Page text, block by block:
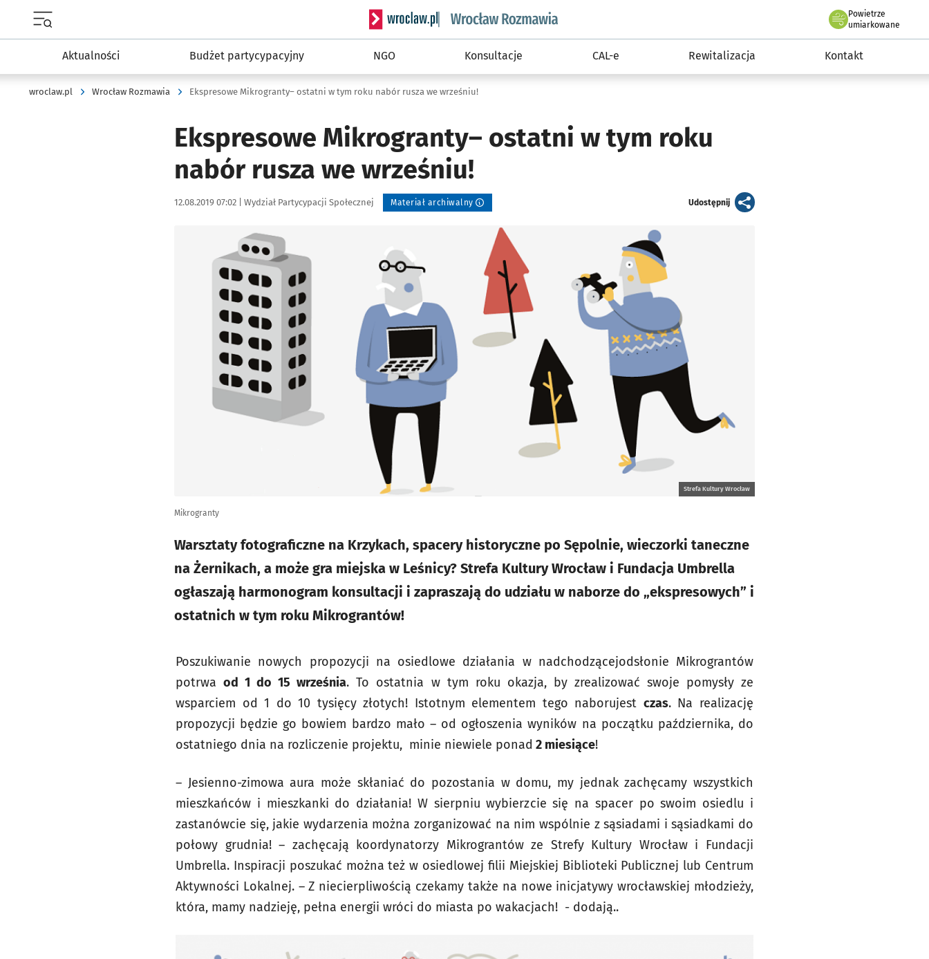
Serwis informacyjny wroclaw.pl podserwis: Rozmawia
Powietrze
we Wrocławiu
umiarkowane
Aktualności Budżet partycypacyjny NGO Konsultacje CAL-e Rewitalizacja Kontakt
wroclaw.pl Wrocław Rozmawia Ekspresowe Mikrogranty– ostatni w tym roku nabór rusza we wrześniu!
Ekspresowe Mikrogranty– ostatni w tym roku
nabór rusza we wrześniu!
Data publikacji:
12.08.2019 07:02 | Autor:
Wydział Partycypacji Społecznej Materiał archiwalny Udostępnijartykuł
Kliknij, aby powiększyć
Strefa Kultury Wrocław
Mikrogranty
Warsztaty fotograficzne na Krzykach, spacery historyczne po Sępolnie, wieczorki taneczne
na Żernikach, a może gra miejska w Leśnicy? Strefa Kultury Wrocław i Fundacja Umbrella
ogłaszają harmonogram konsultacji i zapraszają do udziału w naborze do „ekspresowych” i
ostatnich w tym roku Mikrograntów!
Poszukiwanie nowych propozycji na osiedlowe działania w nadchodzącejodsłonie Mikrograntów
potrwaod 1 do 15 września. To ostatnia w tym roku okazja, by zrealizować swoje pomysły ze
wsparciem od 1 do 10 tysięcy złotych! Istotnym elementem tego naborujest czas. Na realizację
propozycji będzie go bowiem bardzo mało – od ogłoszenia wyników na początku października, do
ostatniego dnia na rozliczenie projektu, minie niewiele ponad 2 miesiące!
– Jesienno-zimowa aura może skłaniać do pozostania w domu, my jednak zachęcamy wszystkich
mieszkańców i mieszkanki do działania! W sierpniu wybierzcie się na spacer po swoim osiedlu i
zastanówcie się, jakie wydarzenia można zorganizować na nim wspólnie z sąsiadami i sąsiadkami do
połowy grudnia! – zachęcają koordynatorzy Mikrograntów ze Strefy Kultury Wrocław i Fundacji
Umbrella. Inspiracji poszukać można też w osiedlowej filii Miejskiej Biblioteki Publicznej lub Centrum
Aktywności Lokalnej. –Z niecierpliwością czekamy także na nowe inicjatywy wrocławskiej młodzieży,
która, mamy nadzieję, pełna energii wróci do miasta po wakacjach! - dodają..